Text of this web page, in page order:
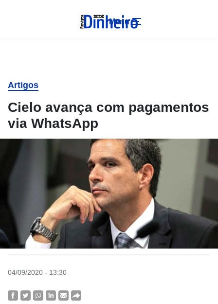
Menu
Artigos
Cielo avança com pagamentos
via WhatsApp
04/09/2020 - 13:30